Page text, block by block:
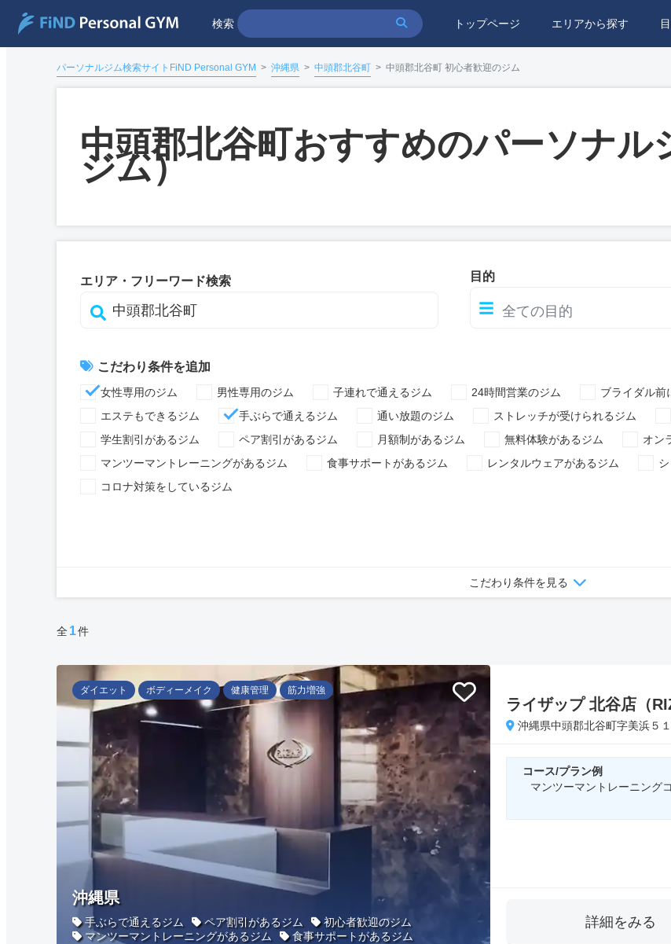
検索 トップページ エリアから探す
パーソナルジム検索サイトFiND Personal GYM > 沖縄県 > 中頭郡北谷町 > 中頭郡北谷町 初心者歓迎のジム
中頭郡北谷町おすすめのパーソナル
ジム）
エリア・フリーワード検索 目的
こだわり条件を追加
女性専用のジム 男性専用のジム 子連れで通えるジム 24時間営業のジム ブライダル前
エステもできるジム
手ぶらで通えるジム 通い放題のジム ストレッチが受けられるジム
学生割引があるジム
ペア割引があるジム 月額制があるジム 無料体験があるジム オン
マンツーマントレーニングがあるジム
食事サポートがあるジム レンタルウェアがあるジム
コロナ対策をしているジム
こだわり条件を見る
全 1件
ダイエット ボディーメイク 健康管理 筋力増強
沖縄県
手ぶらで通えるジム ペア割引があるジム
初心者歓迎のジム
マンツーマントレーニングがあるジム
食事サポートがあるジム
ライザップ 北谷店（
沖縄県中頭郡北谷町字美浜５
コース/プラン例
マンツーマントレーニング
詳細をみる